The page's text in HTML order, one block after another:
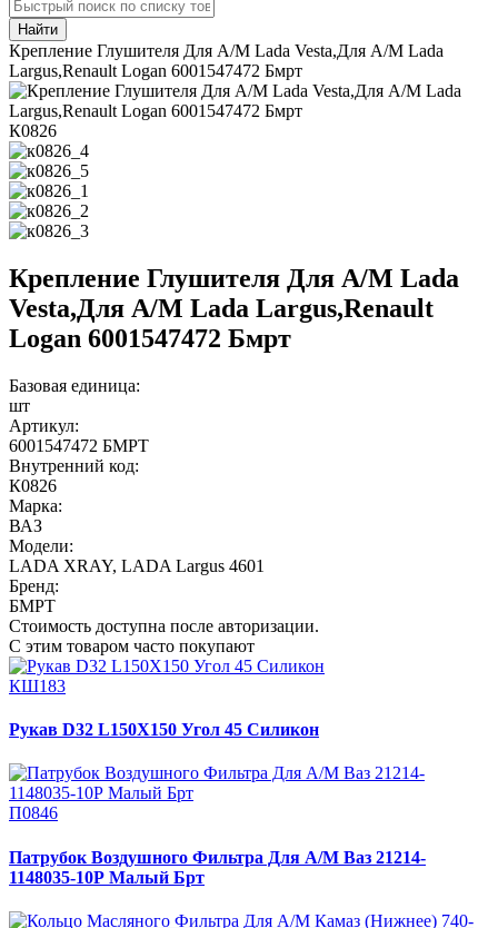
Найти
Крепление Глушителя Для А/М Lada Vesta,Для А/М Lada
Largus,Renault Logan 6001547472 Бмрт
К0826
Крепление Глушителя Для А/М Lada
Vesta,Для А/М Lada Largus,Renault
Logan 6001547472 Бмрт
Базовая единица:
шт
Артикул:
6001547472 БМРТ
Внутренний код:
К0826
Марка:
ВАЗ
Модели:
LADA XRAY, LADA Largus 4601
Бренд:
БМРТ
Стоимость доступна после авторизации.
С этим товаром часто покупают
КШ183
Рукав D32 L150Х150 Угол 45 Силикон
П0846
Патрубок Воздушного Фильтра Для А/М Ваз 21214-
1148035-10Р Малый Брт